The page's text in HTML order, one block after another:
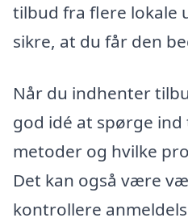
tilbud fra flere lokale
sikre, at du får den
Når du indhenter
god idé at spørge
metoder og hvilke
Det kan også være
kontrollere